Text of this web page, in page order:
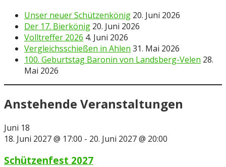
Unser neuer Schützenkönig 20. Juni 2026
Der 17. Bierkönig 20. Juni 2026
Volltreffer 2026 4. Juni 2026
Vergleichsschießen in Ahlen 31. Mai 2026
100. Geburtstag Baronin von Landsberg-Velen 28.
Mai 2026
Anstehende Veranstaltungen
Juni 18
18. Juni 2027 @ 17:00 - 20. Juni 2027 @ 20:00
Schützenfest 2027